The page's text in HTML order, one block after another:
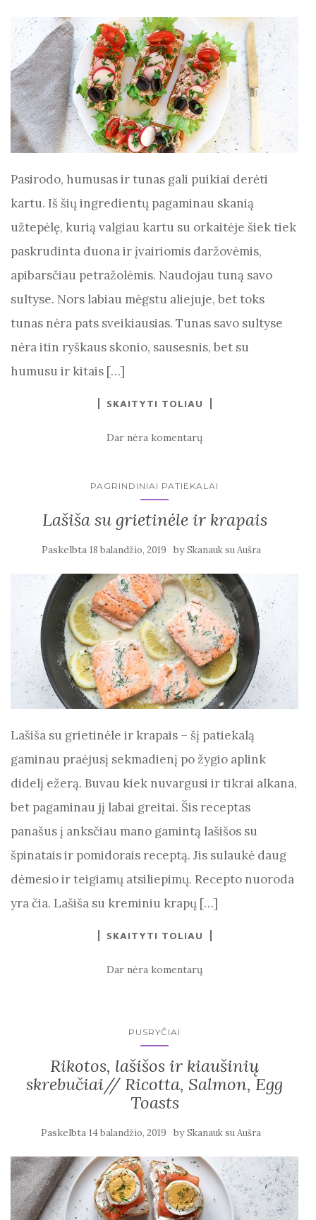
Pasirodo, humusas ir tunas gali puikiai derėti
kartu. Iš šių ingredientų pagaminau skanią
užtepėlę, kurią valgiau kartu su orkaitėje šiek tiek
paskrudinta duona ir įvairiomis daržovėmis,
apibarsčiau petražolėmis. Naudojau tuną savo
sultyse. Nors labiau mėgstu aliejuje, bet toks
tunas nėra pats sveikiausias. Tunas savo sultyse
nėra itin ryškaus skonio, sausesnis, bet su
humusu ir kitais […]
SKAITYTI TOLIAU
Dar nėra komentarų
PAGRINDINIAI PATIEKALAI
Lašiša su grietinėle ir krapais
Paskelbta 18 balandžio, 2019 bySkanauk su Aušra
Lašiša su grietinėle ir krapais – šį patiekalą
gaminau praėjusį sekmadienį po žygio aplink
didelį ežerą. Buvau kiek nuvargusi ir tikrai alkana,
bet pagaminau jį labai greitai. Šis receptas
panašus į anksčiau mano gamintą lašišos su
špinatais ir pomidorais receptą. Jis sulaukė daug
dėmesio ir teigiamų atsiliepimų. Recepto nuoroda
yra čia. Lašiša su kreminiu krapų […]
SKAITYTI TOLIAU
Dar nėra komentarų
PUSRYČIAI
Rikotos, lašišos ir kiaušinių
skrebučiai// Ricotta, Salmon, Egg
Toasts
Paskelbta 14 balandžio, 2019 bySkanauk su Aušra